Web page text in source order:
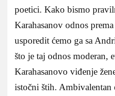
poetici. Kako bismo
Karahasanov odnos
usporedit ćemo ga sa
što je taj odnos moderan,
Karahasanovo viđenje
istočni štih. Ambivalentan